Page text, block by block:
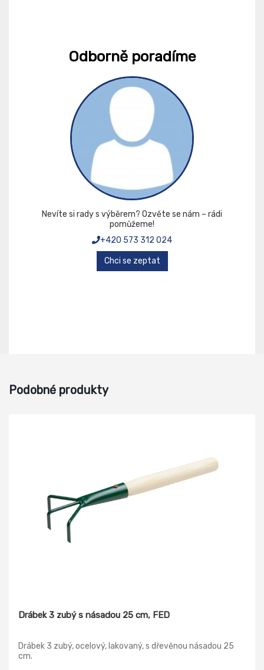
Odborně poradíme
Nevíte si rady s výběrem? Ozvěte se nám – rádi
pomůžeme!
+420 573 312 024
Chci se zeptat
Podobné produkty
Drábek 3 zubý s násadou 25 cm, FED
Drábek 3 zubý, ocelový, lakovaný, s dřevěnou násadou 25
cm.